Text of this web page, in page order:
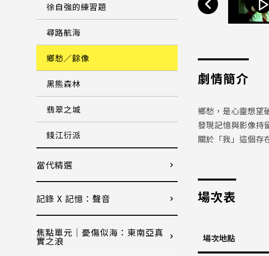
劇情簡介
鄉愁，是心靈想望
發現記憶與影像持
關於「我」這個存
場次表
場次地點
徐自強的練習題
尋路航海
鄉愁／餘像
黑熊森林
翡翠之城
錢江衍派
當代精選
記錄 X 記憶：聲音
焦點單元｜憂傷似海：東南亞真
實之浪